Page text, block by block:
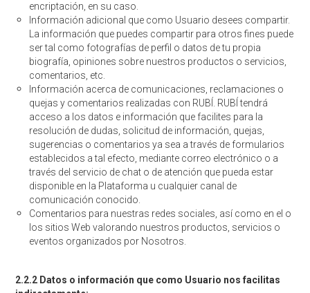
encriptación, en su caso.
Información adicional que como Usuario desees compartir.
La información que puedes compartir para otros fines puede
ser tal como fotografías de perfil o datos de tu propia
biografía, opiniones sobre nuestros productos o servicios,
comentarios, etc.
Información acerca de comunicaciones, reclamaciones o
quejas y comentarios realizadas con RUBÍ. RUBÍ tendrá
acceso a los datos e información que facilites para la
resolución de dudas, solicitud de información, quejas,
sugerencias o comentarios ya sea a través de formularios
establecidos a tal efecto, mediante correo electrónico o a
través del servicio de chat o de atención que pueda estar
disponible en la Plataforma u cualquier canal de
comunicación conocido.
Comentarios para nuestras redes sociales, así como en el o
los sitios Web valorando nuestros productos, servicios o
eventos organizados por Nosotros.
2.2.2 Datos o información que como Usuario nos facilitas